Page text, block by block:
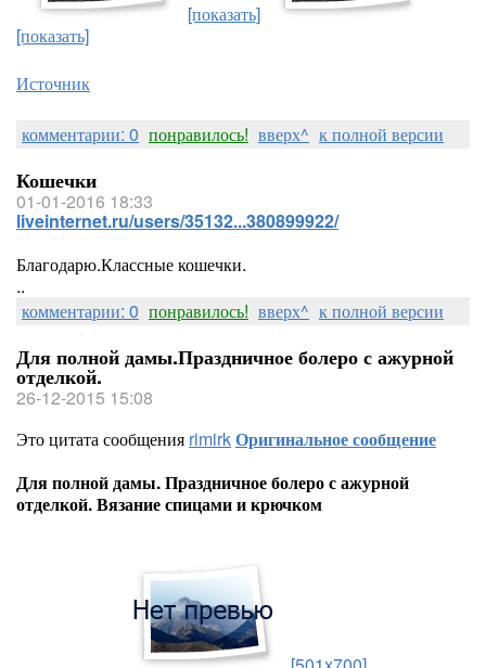
[показать]
[показать]
Источник
комментарии: 0 понравилось! вверх^ к полной версии
Кошечки
01-01-2016 18:33
liveinternet.ru/users/35132...380899922/
Благодарю.Классные кошечки.
..
комментарии: 0 понравилось! вверх^ к полной версии
Для полной дамы.Праздничное болеро с ажурной
отделкой.
26-12-2015 15:08
Это цитата сообщения rimirkОригинальное сообщение
Для полной дамы. Праздничное болеро с ажурной
отделкой. Вязание спицами и крючком